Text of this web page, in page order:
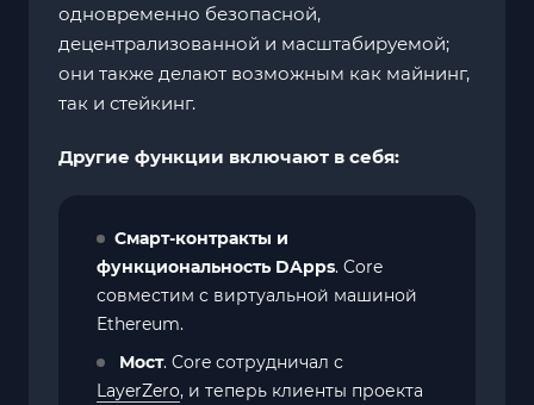
одновременно безопасной,
децентрализованной и масштабируемой;
они также делают возможным как майнинг,
так и стейкинг.
Другие функции включают в себя:
Смарт-контракты и
функциональность DApps. Core
совместим с виртуальной машиной
Ethereum.
Мост. Core сотрудничал с
LayerZero, и теперь клиенты проекта